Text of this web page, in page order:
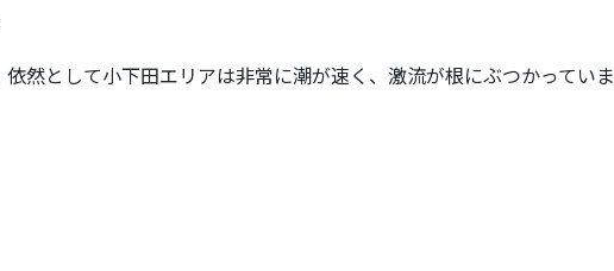
然として小下田エリアは非常に潮が速く、激流が根にぶつかっていま